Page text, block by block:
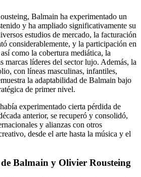
Balmain ha experimentado un
y ha ampliado significativamente su
estudios de mercado, la facturación
considerablemente, y la participación en
como la cobertura mediática, la
marcas líderes del sector lujo. Además, la
con líneas masculinas, infantiles,
la adaptabilidad de Balmain bajo
de primer nivel.
experimentado cierta pérdida de
anterior, se recuperó y consolidó,
y alianzas con otros
desde el arte hasta la música y el
Balmain y Olivier Rousteing